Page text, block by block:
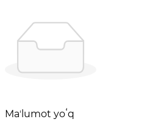
Maʼlumot yoʻq